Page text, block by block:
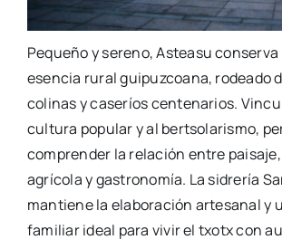
Pequeño y sereno, Asteasu
esencia rural guipuzcoana, rodeado
colinas y caseríos centenarios.
cultura popular y al bertsolarismo,
comprender la relación entre
agrícola y gastronomía. La sidrería
mantiene la elaboración artesanal y
familiar ideal para vivir el txotx con